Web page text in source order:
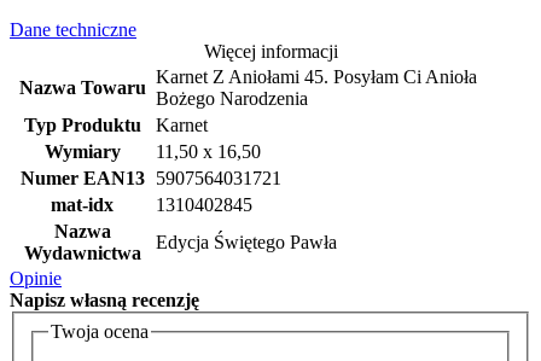
Dane techniczne
Więcej informacji
Nazwa Towaru
Karnet Z Aniołami 45. Posyłam Ci Anioła
Bożego Narodzenia
Typ Produktu
Karnet
Wymiary
11,50 x 16,50
Numer EAN13
5907564031721
mat-idx
1310402845
Nazwa
Wydawnictwa
Edycja Świętego Pawła
Opinie
Napisz własną recenzję
Twoja ocena